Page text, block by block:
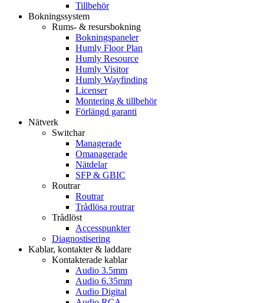
Tillbehör
Bokningssystem
Rums- & resursbokning
Bokningspaneler
Humly Floor Plan
Humly Resource
Humly Visitor
Humly Wayfinding
Licenser
Montering & tillbehör
Förlängd garanti
Nätverk
Switchar
Managerade
Omanagerade
Nätdelar
SFP & GBIC
Routrar
Routrar
Trådlösa routrar
Trådlöst
Accesspunkter
Diagnostisering
Kablar, kontakter & laddare
Kontakterade kablar
Audio 3.5mm
Audio 6.35mm
Audio Digital